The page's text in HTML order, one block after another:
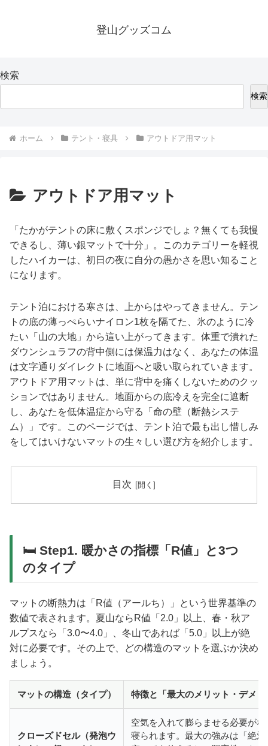
登山グッズコム
検索
検索
ホーム テント・寝具 アウトドア用マット
アウトドア用マット
「たかがテントの床に敷くスポンジでしょ？無くても我慢
できるし、薄い銀マットで十分」。このカテゴリーを軽視
したハイカーは、初日の夜に自分の愚かさを思い知ること
になります。
テント泊における寒さは、上からはやってきません。テン
トの底の薄っぺらいナイロン1枚を隔てた、氷のように冷
たい「山の大地」から這い上がってきます。体重で潰れた
ダウンシュラフの背中側には保温力はなく、あなたの体温
は文字通りダイレクトに地面へと吸い取られていきます。
アウトドア用マットは、単に背中を痛くしないためのクッ
ションではありません。地面からの底冷えを完全に遮断
し、あなたを低体温症から守る「命の壁（断熱システ
ム）」です。このページでは、テント泊で最も出し惜しみ
をしてはいけないマットの生々しい選び方を紹介します。
目次
🛏️ Step1. 暖かさの指標「R値」と3つ
のタイプ
マットの断熱力は「R値（アールち）」という世界基準の
数値で表されます。夏山ならR値「2.0」以上、春・秋ア
ルプスなら「3.0〜4.0」、冬山であれば「5.0」以上が絶
対に必要です。その上で、どの構造のマットを選ぶか決め
ましょう。
マットの構造（タイプ） 特徴と「最大のメリット・デメリ
クローズドセル（発泡ウ
空気を入れて膨らませる必要が
寝られます。最大の強みは「絶